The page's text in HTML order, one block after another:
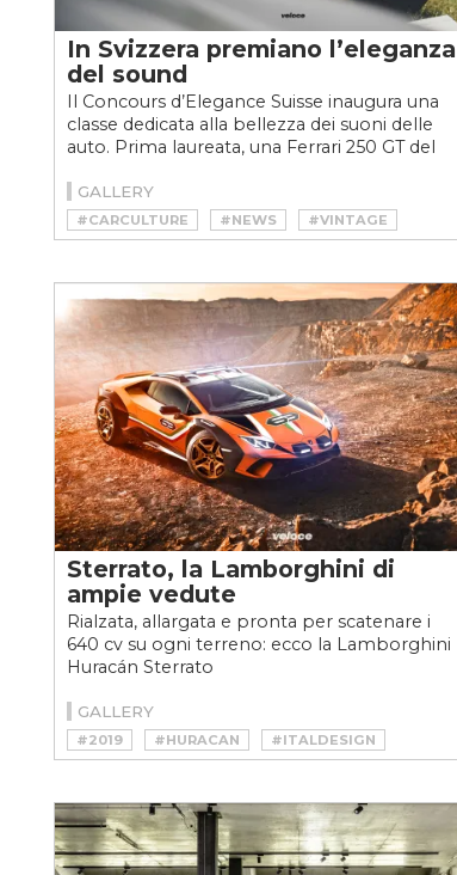
In Svizzera premiano l’eleganza
del sound
Il Concours d’Elegance Suisse inaugura una
classe dedicata alla bellezza dei suoni delle
auto. Prima laureata, una Ferrari 250 GT del
GALLERY
#CARCULTURE #NEWS #VINTAGE
Sterrato, la Lamborghini di
ampie vedute
Rialzata, allargata e pronta per scatenare i
640 cv su ogni terreno: ecco la Lamborghini
Huracán Sterrato
GALLERY
#2019 #HURACAN
#ITALDESIGN
#JARAMA
#LAMBORGHINI
#NEWS